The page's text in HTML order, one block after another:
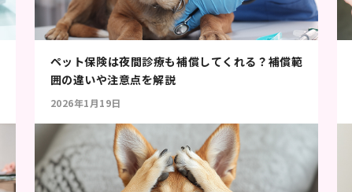
ペット保険は夜間診療も補償してくれる？補償範
囲の違いや注意点を解説
2026年1月19日